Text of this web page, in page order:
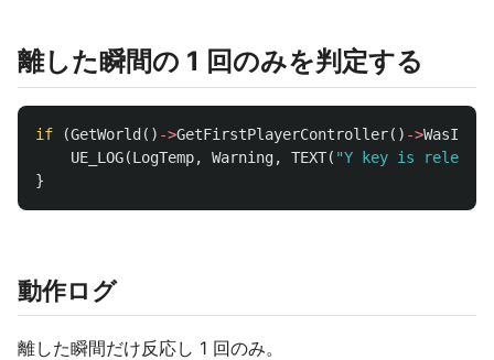
離した瞬間の 1 回のみを判定する
if (GetWorld () ->GetFirstPlayerController() ->
UE_LOG(LogTemp, Warning, TEXT( "Y key is
}
動作ログ
離した瞬間だけ反応し 1 回のみ。